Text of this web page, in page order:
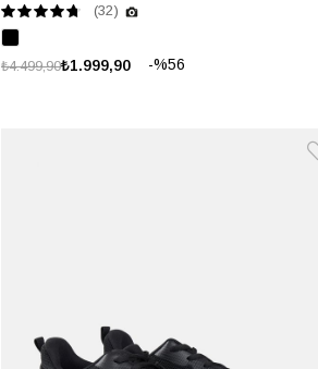
(32)
%56
₺1.999,90
₺4.499,90